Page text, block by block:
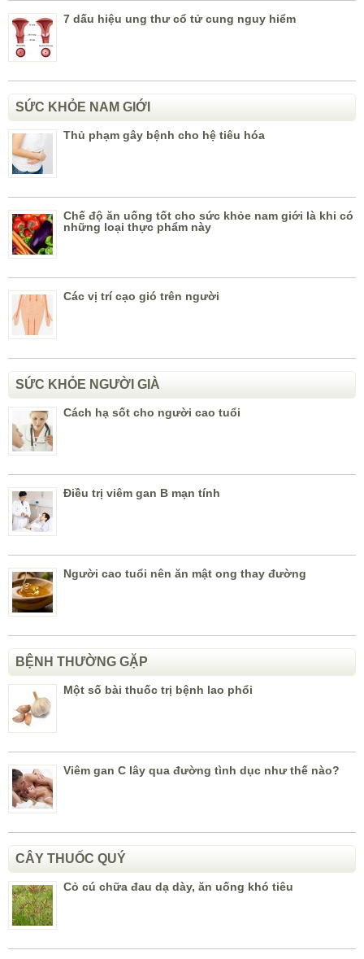
7 dấu hiệu ung thư cổ tử cung nguy hiểm
SỨC KHỎE NAM GIỚI
Thủ phạm gây bệnh cho hệ tiêu hóa
Chế độ ăn uống tốt cho sức khỏe nam giới là khi có
những loại thực phẩm này
Các vị trí cạo gió trên người
SỨC KHỎE NGƯỜI GIÀ
Cách hạ sốt cho người cao tuổi
Điều trị viêm gan B mạn tính
Người cao tuổi nên ăn mật ong thay đường
BỆNH THƯỜNG GẶP
Một số bài thuốc trị bệnh lao phổi
Viêm gan C lây qua đường tình dục như thế nào?
CÂY THUỐC QUÝ
Cỏ cú chữa đau dạ dày, ăn uống khó tiêu